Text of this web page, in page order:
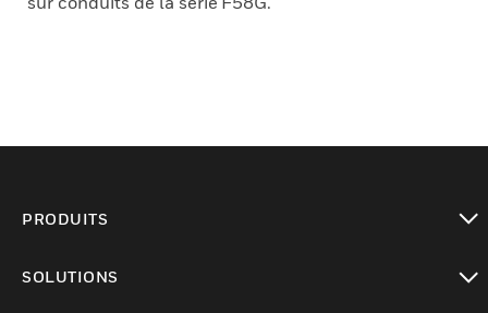
PRODUITS
SOLUTIONS